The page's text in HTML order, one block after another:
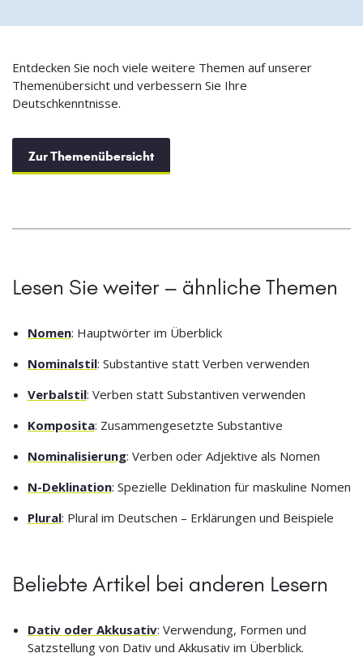
Entdecken Sie noch viele weitere Themen auf unserer
Themenübersicht und verbessern Sie Ihre
Deutschkenntnisse.
Zur Themenübersicht
Lesen Sie weiter – ähnliche Themen
Nomen: Hauptwörter im Überblick
Nominalstil: Substantive statt Verben verwenden
Verbalstil: Verben statt Substantiven verwenden
Komposita: Zusammengesetzte Substantive
Nominalisierung: Verben oder Adjektive als Nomen
N-Deklination: Spezielle Deklination für maskuline Nomen
Plural: Plural im Deutschen – Erklärungen und Beispiele
Beliebte Artikel bei anderen Lesern
Dativ oder Akkusativ: Verwendung, Formen und
Satzstellung von Dativ und Akkusativ im Überblick.